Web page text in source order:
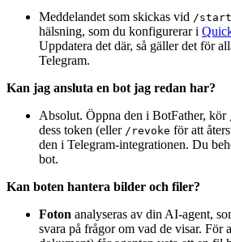
Meddelandet som skickas vid /start
hälsning, som du konfigurerar i
Uppdatera det där, så gäller det för
Telegram.
Kan jag ansluta en bot jag redan har?
Absolut. Öppna den i BotFather, kör
dess token (eller /revoke för att
den i Telegram-integrationen. Du
bot.
Kan boten hantera bilder och filer?
Foton analyseras av din AI-agent,
svara på frågor om vad de visar. För